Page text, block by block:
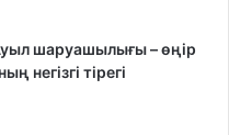
шаруашылығы – өңір
негізгі тірегі